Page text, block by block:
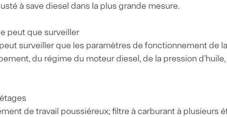
à save diesel dans la plus grande mesure.
peut que surveiller
surveiller que les paramètres de fonctionnement de
du régime du moteur diesel, de la pression
de travail poussiéreux; filtre à carburant à plusieurs